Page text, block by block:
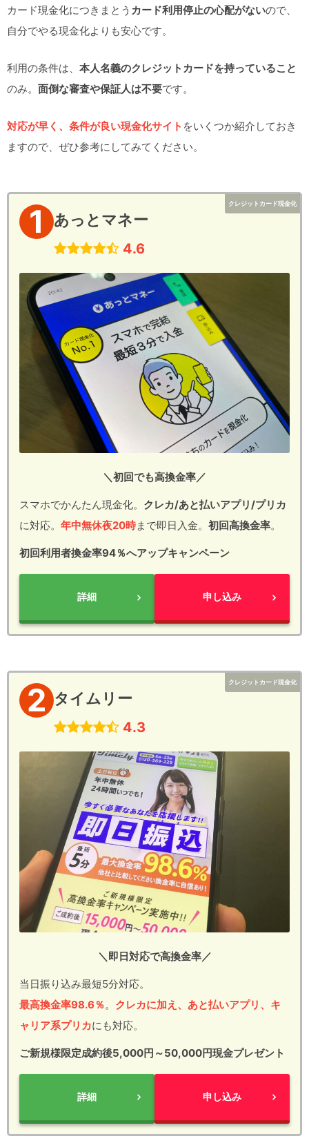
カード現金化につきまとう カード利用停止の心配がないので、
自分でやる現金化よりも安心です。
利用の条件は、 本人名義のクレジットカードを持っていること
のみ。 面倒な審査や保証人は不要です。
対応が早く、条件が良い現金化サイト をいくつか紹介しておき
ますので、ぜひ参考にしてみてください。
クレジットカード現金化
1 あっとマネー
4.6
＼初回でも高換金率／
スマホでかんたん現金化。 クレカ/あと払いアプリ/プリカ
に対応。 年中無休夜20時まで即日入金。 初回高換金率。
初回利用者換金率94％へアップキャンペーン
詳細 申し込み
クレジットカード現金化
2 タイムリー
4.3
＼即日対応で高換金率／
当日振り込み最短5分対応。
最高換金率98.6％。 クレカに加え、あと払いアプリ、キ
ャリア系プリカにも対応。
ご新規様限定成約後5,000円～50,000円現金プレゼント
詳細 申し込み